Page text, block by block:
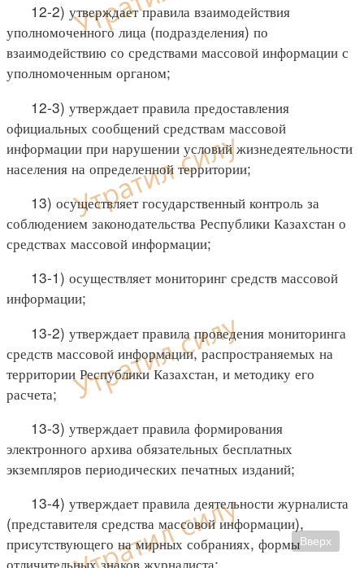
12-2) утверждает правила взаимодействия
уполномоченного лица (подразделения) по
взаимодействию со средствами массовой информации с
уполномоченным органом;
12-3) утверждает правила предоставления
официальных сообщений средствам массовой
информации при нарушении условий жизнедеятельности
населения на определенной территории;
13) осуществляет государственный контроль за
соблюдением законодательства Республики Казахстан о
средствах массовой информации;
13-1) осуществляет мониторинг средств массовой
информации;
13-2) утверждает правила проведения мониторинга
средств массовой информации, распространяемых на
территории Республики Казахстан, и методику его
расчета;
13-3) утверждает правила формирования
электронного архива обязательных бесплатных
экземпляров периодических печатных изданий;
13-4) утверждает правила деятельности журналиста
(представителя средства массовой информации),
присутствующего на мирных собраниях, формы
отличительных знаков журналиста;
Вверх